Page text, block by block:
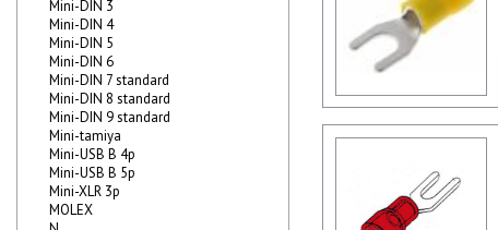
Mini-DIN 3
Mini-DIN 4
Mini-DIN 5
Mini-DIN 6
Mini-DIN 7 standard
Mini-DIN 8 standard
Mini-DIN 9 standard
Mini-tamiya
Mini-USB B 4p
Mini-USB B 5p
Mini-XLR 3p
MOLEX